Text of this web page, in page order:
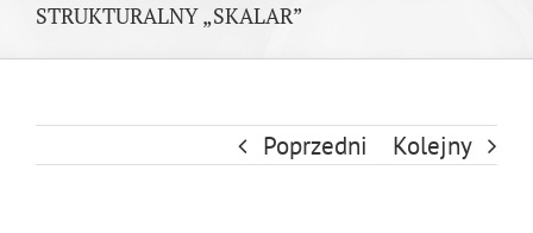
STRUKTURALNY „SKALAR”
Poprzedni Kolejny